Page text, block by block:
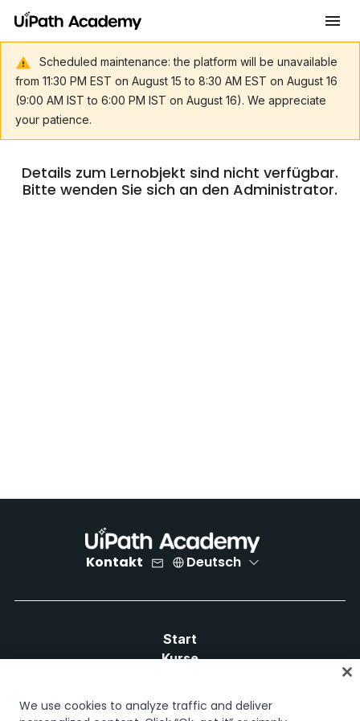
Scheduled maintenance: the platform will be unavailable
from 11:30 PM EST on August 15 to 8:30 AM EST on August 16
(9:00 AM IST to 6:00 PM IST on August 16). We appreciate
your patience.
Details zum Lernobjekt sind nicht verfügbar.
Bitte wenden Sie sich an den Administrator.
Kontakt Deutsch
Start
Kurse
Karrierewege
Zertifizierungen
We use cookies to analyze traffic and deliver